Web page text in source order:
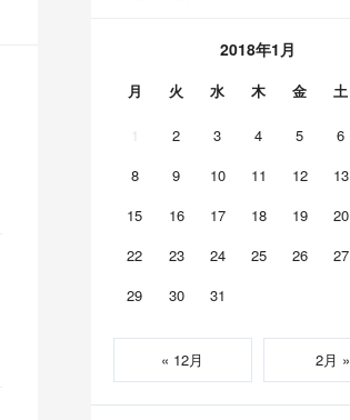
2018年1月
月 火 水 木 金 土
1 2 3 4 5 6
8
9 10 11 12 13
15
16 17 18 19 20
22
23 24 25 26 27
29
30 31
« 12月 2月 »